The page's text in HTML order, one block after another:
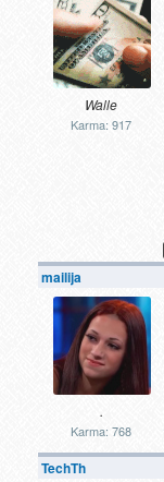
Walle
Karma: 917
mailija
.
Karma: 768
TechTh